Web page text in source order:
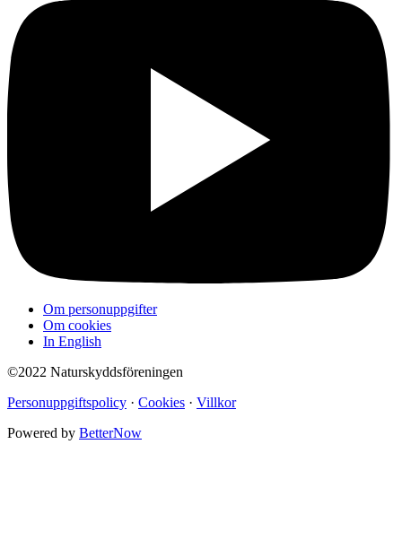
Om personuppgifter
Om cookies
In English
©2022 Naturskyddsföreningen
Personuppgiftspolicy · Cookies · Villkor
Powered by BetterNow